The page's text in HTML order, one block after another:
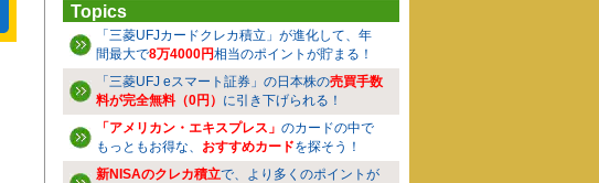
Topics
「三菱UFJカードクレカ積立」が進化して、年
間最大で8万4000円相当のポイントが貯まる！
「三菱UFJ eスマート証券」の日本株の売買手数
料が完全無料（0円） に引き下げられる！
「アメリカン・エキスプレス」 のカードの中で
もっともお得な、 おすすめカードを探そう！
新NISAのクレカ積立で、より多くのポイントが